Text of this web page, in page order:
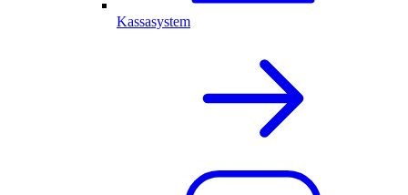
Kassasystem